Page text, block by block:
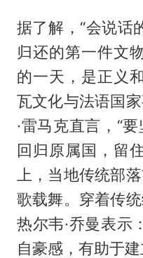
据了解，“会说话
归还的第一件文
的一天，是正义
瓦文化与法语国
·雷马克直言，“
回归原属国，留
上，当地传统部
歌载舞。穿着传
热尔韦·乔曼表示
自豪感，有助于